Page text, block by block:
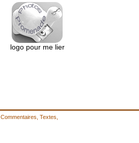
logo pour me lier
Commentaires Textes